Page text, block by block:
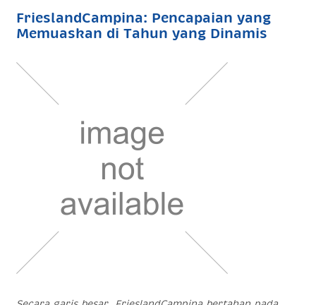
FrieslandCampina: Pencapaian yang
Memuaskan di Tahun yang Dinamis